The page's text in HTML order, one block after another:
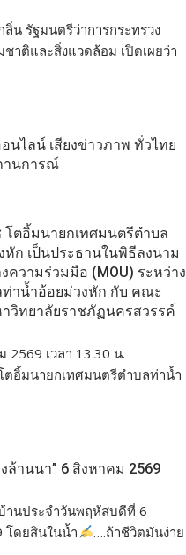
น รัฐมนตรีว่าการกระทรวง
าติและสิ่งแวดล้อม เปิดเผยว่า
นไลน์ เสียงข่าวภาพ ทั่วไทย
านการณ์
โตอิ้มนายกเทศมนตรีตำบล
หัก เป็นประธานในพิธีลงนาม
ความร่วมมือ (MOU) ระหว่าง
ท่าน้ำอ้อยม่วงหัก กับ คณะ
วิทยาลัยราชภัฏนครสวรรค์
2569 เวลา 13.30 น.
ตอิ้มนายกเทศมนตรีตำบลท่าน้ำ
งล้านนา” 6 สิงหาคม 2569
านประจำวันพฤหัสบดีที่ 6
โดยสินในน้ำ
….ถ้าชีวิตมันง่าย